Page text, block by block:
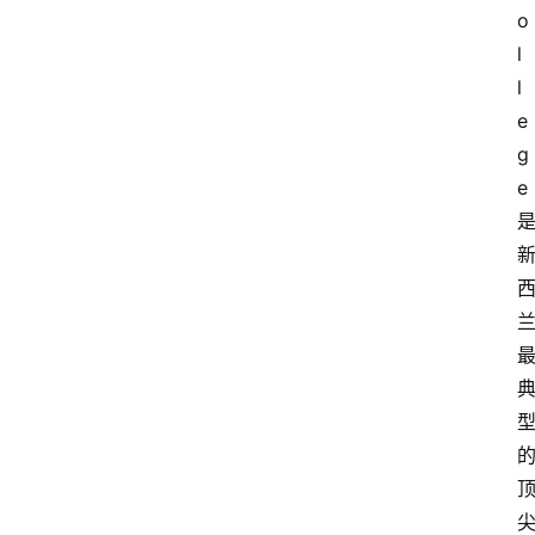
o
l
l
e
g
e
是
新
西
兰
最
典
型
的
顶
尖